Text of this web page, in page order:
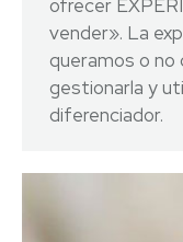
ofrecer
vender». La
queramos o no
gestionarla y
diferenciador.